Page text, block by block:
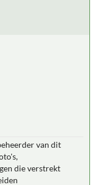
van dit
die verstrekt